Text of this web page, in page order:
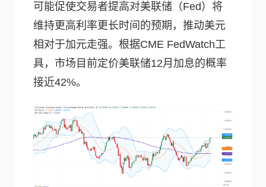
可能促使交易者提高对美联储（Fed）将
维持更高利率更长时间的预期，推动美元
相对于加元走强。根据CME FedWatch工
具，市场目前定价美联储12月加息的概率
接近42%。